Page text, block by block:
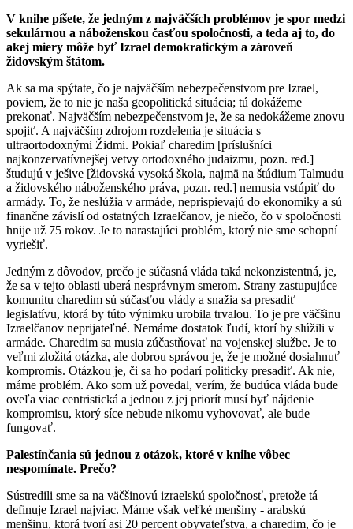
V knihe píšete, že jedným z najväčších problémov je spor medzi
sekulárnou a náboženskou časťou spoločnosti, a teda aj to, do
akej miery môže byť Izrael demokratickým a zároveň
židovským štátom.
Ak sa ma spýtate, čo je najväčším nebezpečenstvom pre Izrael,
poviem, že to nie je naša geopolitická situácia; tú dokážeme
prekonať. Najväčším nebezpečenstvom je, že sa nedokážeme znovu
spojiť. A najväčším zdrojom rozdelenia je situácia s
ultraortodoxnými Židmi. Pokiaľ charedim [príslušníci
najkonzervatívnejšej vetvy ortodoxného judaizmu, pozn. red.]
študujú v ješive [židovská vysoká škola, najmä na štúdium Talmudu
a židovského náboženského práva, pozn. red.] nemusia vstúpiť do
armády. To, že neslúžia v armáde, neprispievajú do ekonomiky a sú
finančne závislí od ostatných Izraelčanov, je niečo, čo v spoločnosti
hnije už 75 rokov. Je to narastajúci problém, ktorý nie sme schopní
vyriešiť.
Jedným z dôvodov, prečo je súčasná vláda taká nekonzistentná, je,
že sa v tejto oblasti uberá nesprávnym smerom. Strany zastupujúce
komunitu charedim sú súčasťou vlády a snažia sa presadiť
legislatívu, ktorá by túto výnimku urobila trvalou. To je pre väčšinu
Izraelčanov neprijateľné. Nemáme dostatok ľudí, ktorí by slúžili v
armáde. Charedim sa musia zúčastňovať na vojenskej službe. Je to
veľmi zložitá otázka, ale dobrou správou je, že je možné dosiahnuť
kompromis. Otázkou je, či sa ho podarí politicky presadiť. Ak nie,
máme problém. Ako som už povedal, verím, že budúca vláda bude
oveľa viac centristická a jednou z jej priorít musí byť nájdenie
kompromisu, ktorý síce nebude nikomu vyhovovať, ale bude
fungovať.
Palestínčania sú jednou z otázok, ktoré v knihe vôbec
nespomínate. Prečo?
Sústredili sme sa na väčšinovú izraelskú spoločnosť, pretože tá
definuje Izrael najviac. Máme však veľké menšiny - arabskú
menšinu, ktorá tvorí asi 20 percent obyvateľstva, a charedim, čo je